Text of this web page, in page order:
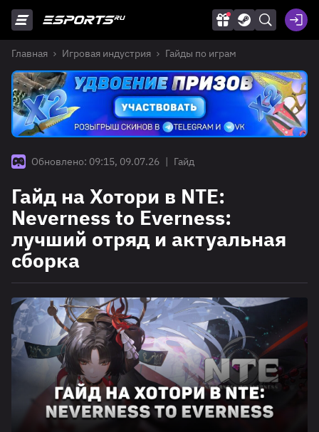
Главная Игровая индустрия Гайды по играм
Обновлено: 09:15, 09.07.26 | Гайд
Гайд на Хотори в NTE:
Neverness to Everness:
лучший отряд и актуальная
сборка